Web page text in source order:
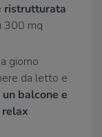
ristrutturata
300 mq
giorno
da letto e
balcone e